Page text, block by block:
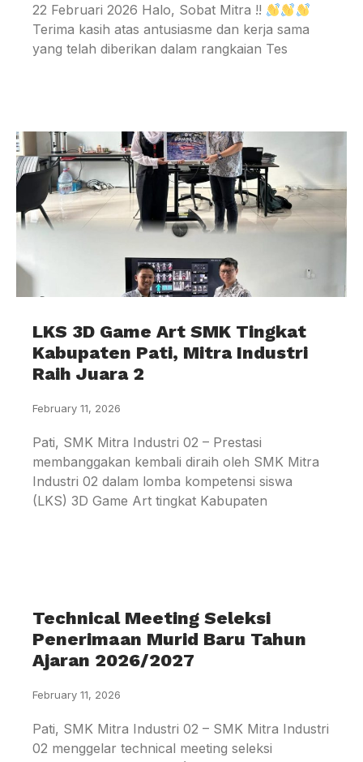
22 Februari 2026 Halo, Sobat Mitra !!
Terima kasih atas antusiasme dan kerja sama
yang telah diberikan dalam rangkaian Tes
LKS 3D Game Art SMK Tingkat
Kabupaten Pati, Mitra Industri
Raih Juara 2
February 11, 2026
Pati, SMK Mitra Industri 02 – Prestasi
membanggakan kembali diraih oleh SMK Mitra
Industri 02 dalam lomba kompetensi siswa
(LKS) 3D Game Art tingkat Kabupaten
Technical Meeting Seleksi
Penerimaan Murid Baru Tahun
Ajaran 2026/2027
February 11, 2026
Pati, SMK Mitra Industri 02 – SMK Mitra Industri
02 menggelar technical meeting seleksi